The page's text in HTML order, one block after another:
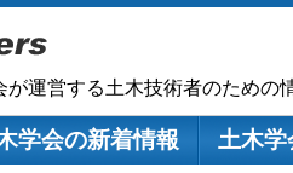
運営する土木技術者のための
学会の新着情報
土木学